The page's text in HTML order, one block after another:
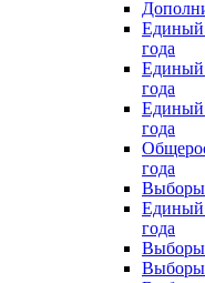
Единый
года
Единый
года
Единый
года
года
Выборы
Единый
года
Выборы
Выборы